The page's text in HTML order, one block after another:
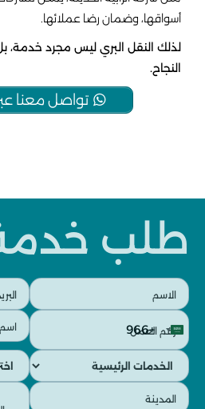
أسواقها، وضمان رضا عملائها.
لذلك النقل البري ليس مجرد خدمة،
النجاح.
تواصل معنا
طلب
الاسم
(مطلوب)
البريد
الإلكتروني
(مطلوب)
رقم
العمل
(مطلوب)
Saudi
Arabia
+966
+966
اسم
الشركة
(مطلوب)
الخدمات
الرئيسية
(مطلوب)
الخدمات
الفرعية
(مطلوب)
المدينة
الرسالة